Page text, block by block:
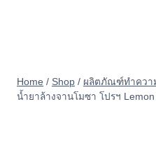
Home / Shop / ผลิตภัณฑ์ทำควา
น้ำยาล้างจานโมซา โปรฯ